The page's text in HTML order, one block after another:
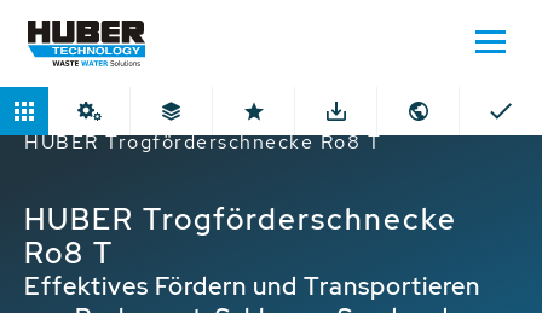
Home Produkte
Trogförderschnecken
HUBER Trogförderschnecke Ro8 T
HUBER Trogförderschnecke
Ro8 T
Effektives Fördern und Transportieren